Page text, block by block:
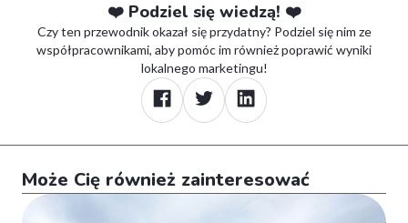
❤️ Podziel się wiedzą! ❤️
Czy ten przewodnik okazał się przydatny? Podziel się nim ze
współpracownikami, aby pomóc im również poprawić wyniki
lokalnego marketingu!
Może Cię również zainteresować